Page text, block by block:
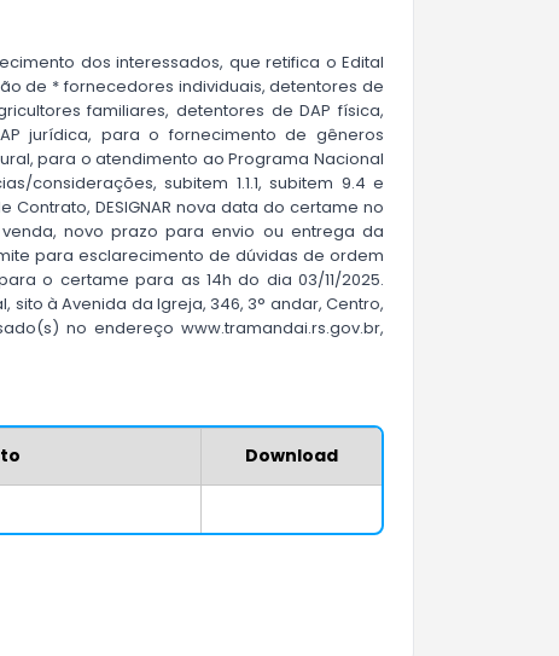
dos interessados, que retifica o Edital
de * fornecedores individuais, detentores de
familiares, detentores de DAP física,
jurídica, para o fornecimento de gêneros
para o atendimento ao Programa Nacional
considerações, subitem 1.1.1, subitem 9.4 e
Contrato, DESIGNAR nova data do certame no
novo prazo para envio ou entrega da
para esclarecimento de dúvidas de ordem
o certame para as 14h do dia 03/11/2025.
à Avenida da Igreja, 346, 3° andar, Centro,
no endereço www.tramandai.rs.gov.br,
Download